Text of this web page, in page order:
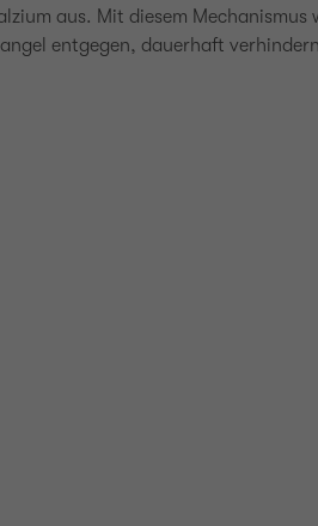
aus. Mit diesem Mechanismus
entgegen, dauerhaft